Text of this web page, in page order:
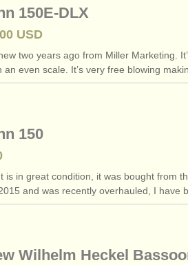
bassoon
150E-DLX
USD
two years ago from Miller Marketing.
an even scale. It’s very free blowing
150
is in great condition, it was bought from
and was recently overhauled, I have
Wilhelm Heckel